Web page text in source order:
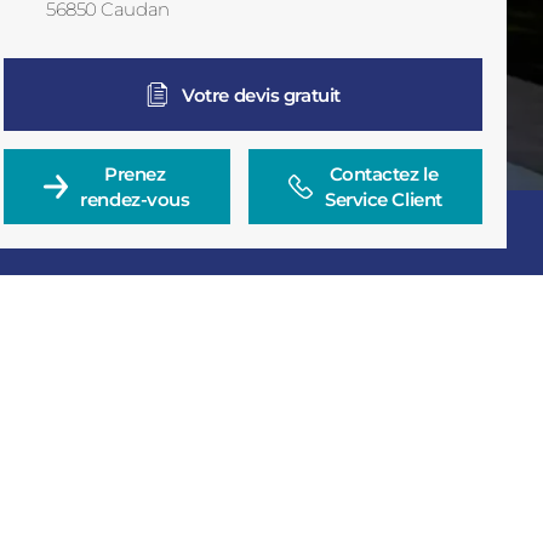
Consulter
56850 Caudan
Votre devis gratuit
Prenez
rendez-vous
Contactez le
Service Client